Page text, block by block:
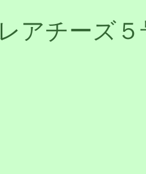
レアチーズ５